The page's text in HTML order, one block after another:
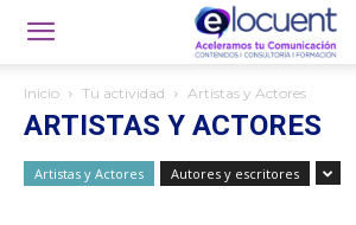
Inicio Tu actividad Artistas y Actores
ARTISTAS Y ACTORES
Artistas y Actores Autores y escritores